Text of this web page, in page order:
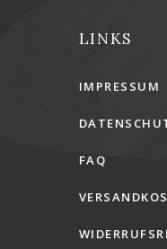
LINKS
IMPRESSUM
FAQ